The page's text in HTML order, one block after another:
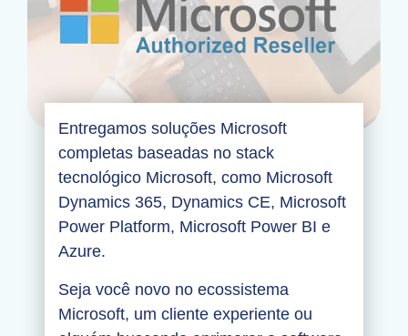
Entregamos soluções Microsoft
completas baseadas no stack
tecnológico Microsoft, como Microsoft
Dynamics 365, Dynamics CE, Microsoft
Power Platform, Microsoft Power BI e
Azure.
Seja você novo no ecossistema
Microsoft, um cliente experiente ou